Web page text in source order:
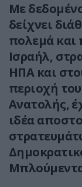
Με
δείχνει
πολεμά και
Ισραήλ,
ΗΠΑ και
περιοχή
Ανατολής,
ιδέα